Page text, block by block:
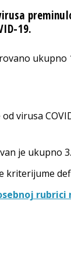
19.
ukupno
virusa
je ukupno
kriterijume
rubrici